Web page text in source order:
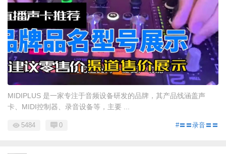
MIDIPLUS 是一家专注于音频设备研发的品牌，其产品线涵盖声
卡、MIDI控制器、录音设备等，主要 ...
#〓〓录音〓〓
5484 0